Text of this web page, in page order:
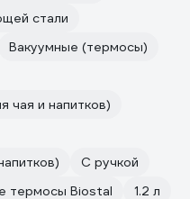
стали
Вакуумные (термосы)
чая и напитков)
С ручкой
термосы Biostal
1.2 л